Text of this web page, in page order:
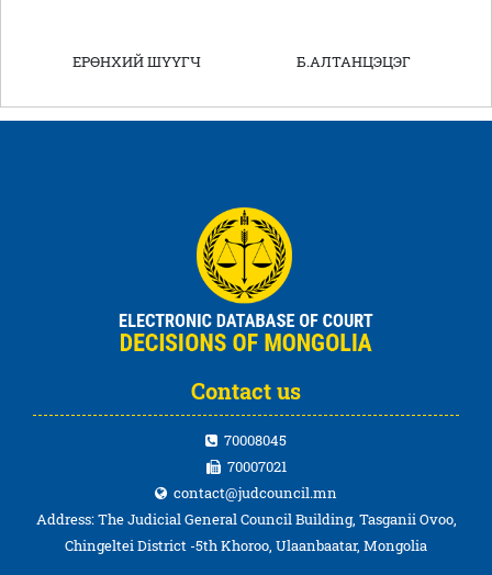
ЕРӨНХИЙ ШҮҮГЧ Б.АЛТАНЦЭЦЭГ
Contact us
70008045
70007021
contact@judcouncil.mn
Address: The Judicial General Council Building, Tasganii Ovoo,
Chingeltei District -5th Khoroo, Ulaanbaatar, Mongolia